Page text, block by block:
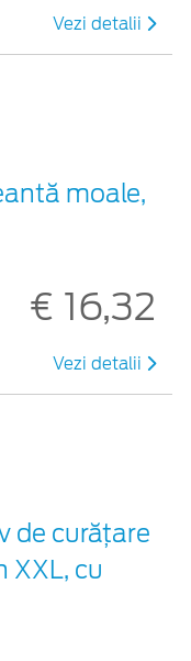
Vezi detalii
moale,
€ 16,32
Vezi detalii
de curățare
XXL, cu